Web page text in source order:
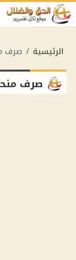
الرئيسية صرف
صرف